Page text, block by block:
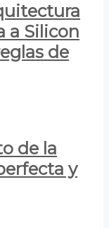
a Silicon
de
de la
y